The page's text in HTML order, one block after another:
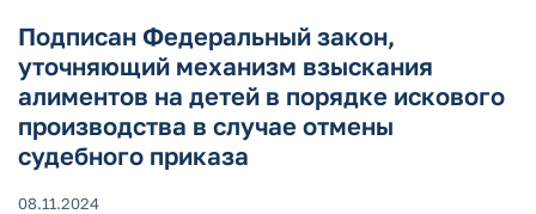
Подписан Федеральный закон,
уточняющий механизм взыскания
алиментов на детей в порядке искового
производства в случае отмены
судебного приказа
08.11.2024